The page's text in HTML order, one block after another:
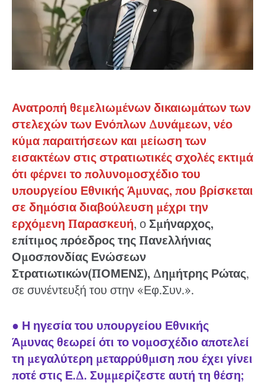
Ανατροπή θεμελιωμένων δικαιωμάτων των
στελεχών των Ενόπλων Δυνάμεων, νέο
κύμα παραιτήσεων και μείωση των
εισακτέων στις στρατιωτικές σχολές εκτιμά
ότι φέρνει το πολυνομοσχέδιο του
υπουργείου Εθνικής Άμυνας, που βρίσκεται
σε δημόσια διαβούλευση μέχρι την
ερχόμενη Παρασκευή, ο Σμήναρχος,
επίτιμος πρόεδρος της Πανελλήνιας
Ομοσπονδίας Ενώσεων
Στρατιωτικών(ΠΟΜΕΝΣ), Δημήτρης Ρώτας,
σε συνέντευξή του στην «Εφ.Συν.».
● Η ηγεσία του υπουργείου Εθνικής
Άμυνας θεωρεί ότι το νομοσχέδιο αποτελεί
τη μεγαλύτερη μεταρρύθμιση που έχει γίνει
ποτέ στις Ε.Δ. Συμμερίζεστε αυτή τη θέση;